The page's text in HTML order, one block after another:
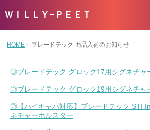
ＷＩＬＬＹ−ＰＥＥＴ
HOME ブレードテック 商品入荷のお知らせ
◎ブレードテック グロック17用シグネチャ
◎ブレードテック グロック19用シグネチャ
◎【ハイキャパ対応】ブレードテック STI
ネチャーホルスター